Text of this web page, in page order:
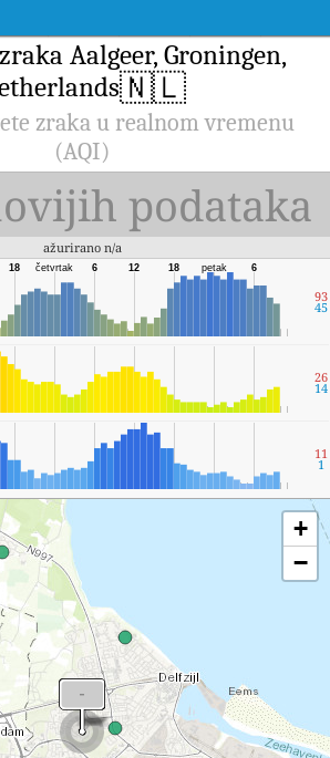
Aalgeer, Groningen,
🇳🇱
zraka u realnom vremenu
(AQI)
podataka
ažurirano n/a
6
petak
18
12
6
četvrtak
18
93
45
26
14
11
1
+
−